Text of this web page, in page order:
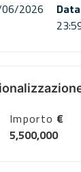
06/2026
Importo €
5,500,000